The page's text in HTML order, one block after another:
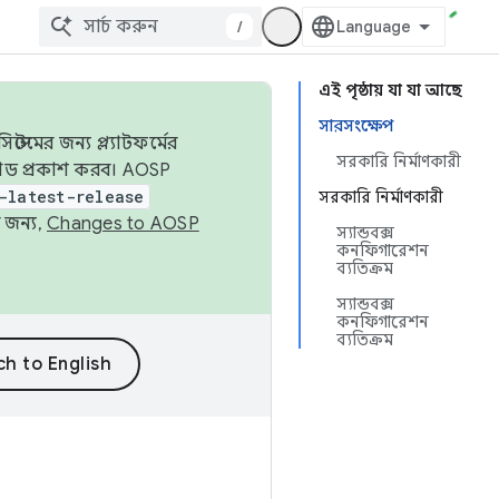
/
এই পৃষ্ঠায় যা যা আছে
সারসংক্ষেপ
সরকারি নির্মাণকারী
সরকারি নির্মাণকারী
স্যান্ডবক্স
কনফিগারেশন
ব্যতিক্রম
স্যান্ডবক্স
কনফিগারেশন
ব্যতিক্রম
জন্য প্ল্যাটফর্মের
প্রকাশ করব। AOSP
latest-release
জন্য, Changes to AOSP